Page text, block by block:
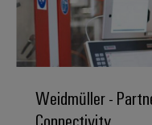
erlebbar
werden.
Datencenter
und
Produkte
für
DC-
u-
und
komponenten
Fast
Delivery
Vertrieb uns
Distribution
Weidmüller
Zahlen
Fakten
Stellen
für
Weidmüller -
Connectivity